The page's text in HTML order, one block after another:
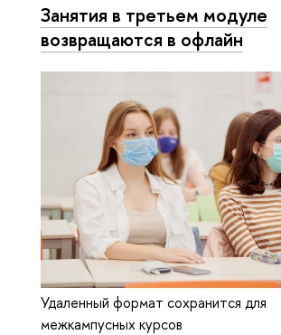
Занятия в третьем модуле
возвращаются в офлайн
Удаленный формат сохранится для
межкампусных курсов